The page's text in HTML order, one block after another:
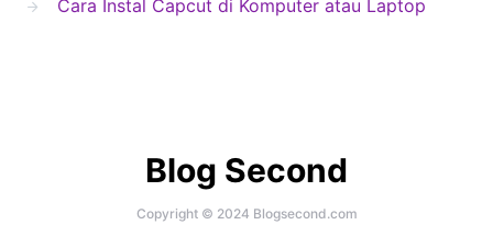
Cara Instal Capcut di Komputer atau Laptop
Blog Second
Copyright © 2024 Blogsecond.com